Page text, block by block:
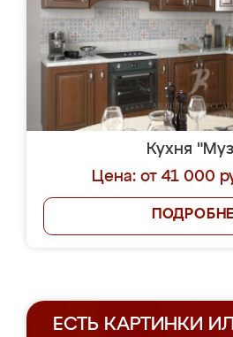
Кухня
Цена: от 41 000
ЕСТЬ КАРТИНКИ